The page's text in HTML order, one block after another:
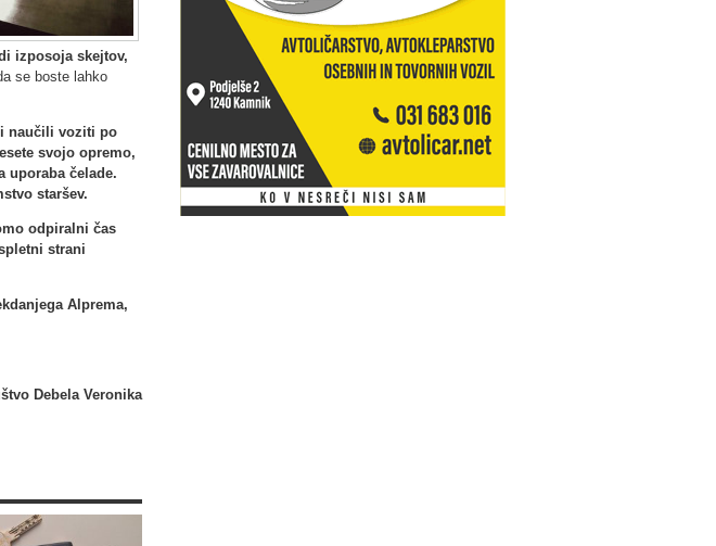
izposoja skejtov,
se boste lahko
naučili voziti po
svojo opremo,
uporaba čelade.
staršev.
odpiralni čas
strani
Alprema,
Debela Veronika